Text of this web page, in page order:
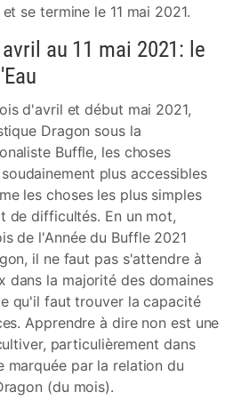
se termine le 11 mai 2021.
au 11 mai 2021: le
d'avril et début mai 2021,
Dragon sous la
Buffle, les choses
plus accessibles
les choses les plus simples
de difficultés. En un mot,
de l'Année du Buffle 2021
il ne faut pas s'attendre à
dans la majorité des domaines
qu'il faut trouver la capacité
Apprendre à dire non est une
particulièrement dans
marquée par la relation du
(du mois).